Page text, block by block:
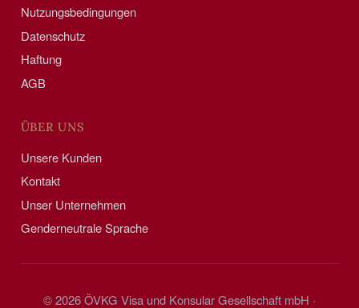
Nutzungsbedingungen
Datenschutz
Haftung
AGB
ÜBER UNS
Unsere Kunden
Kontakt
Unser Unternehmen
Genderneutrale Sprache
© 2026 ÖVKG Visa und Konsular Gesellschaft mbH ·